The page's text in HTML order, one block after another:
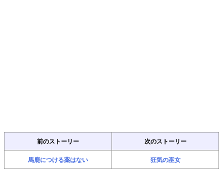
前のストーリー 次のストーリー
馬鹿につける薬はない 狂気の巫女